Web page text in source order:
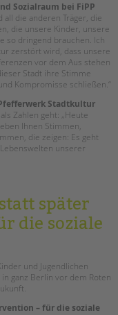
Sozialraum bei FiPP
all die anderen Träger, die
die unsere Kinder, unsere
so dringend brauchen. Ich
zerstört wird, dass unsere
vor dem Aus stehen
Stadt ihre Stimme
Kompromisse schließen.“
Stadtkultur
Zahlen geht: „Heute
Ihnen Stimmen,
die zeigen: Es geht
unserer
später
die soziale
und Jugendlichen
ganz Berlin vor dem Roten
– für die soziale